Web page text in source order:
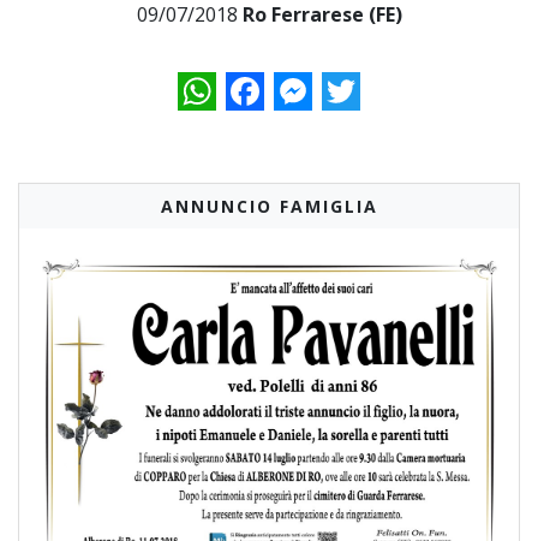
09/07/2018 Ro Ferrarese (FE)
WhatsAppFacebookMessenger
Twitter
ANNUNCIO FAMIGLIA